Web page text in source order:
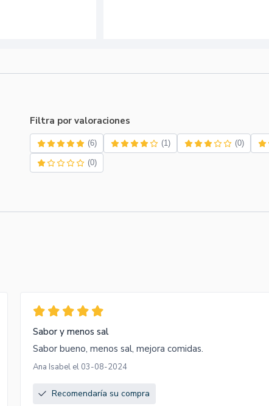
Filtra por valoraciones
(6) (1) (0)
(0)
Sabor y menos sal
Sabor bueno, menos sal, mejora comidas.
Ana Isabel el 03-08-2024
Recomendaría su compra